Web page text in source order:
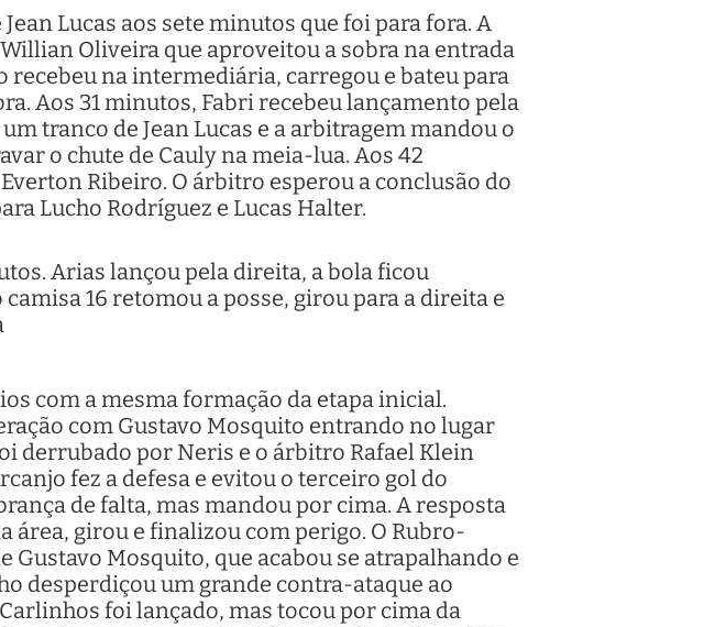
Lucas aos sete minutos que foi para fora. A
Oliveira que aproveitou a sobra na entrada
recebeu na intermediária, carregou e bateu para
Aos 31 minutos, Fabri recebeu lançamento pela
tranco de Jean Lucas e a arbitragem mandou o
o chute de Cauly na meia-lua. Aos 42
Ribeiro. O árbitro esperou a conclusão do
Lucho Rodríguez e Lucas Halter.
Arias lançou pela direita, a bola ficou
16 retomou a posse, girou para a direita e
com a mesma formação da etapa inicial.
com Gustavo Mosquito entrando no lugar
derrubado por Neris e o árbitro Rafael Klein
fez a defesa e evitou o terceiro gol do
de falta, mas mandou por cima. A resposta
área, girou e finalizou com perigo. O Rubro-
Gustavo Mosquito, que acabou se atrapalhando e
desperdiçou um grande contra-ataque ao
foi lançado, mas tocou por cima da